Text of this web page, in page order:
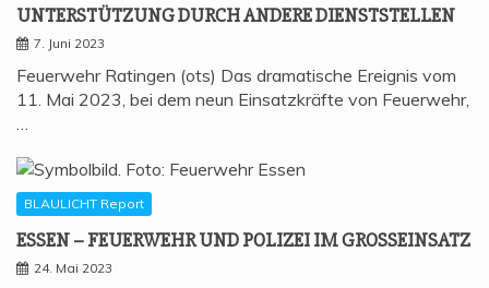
UNTER­STÜT­ZUNG DURCH ANDE­RE DIENSTSTELLEN
7. Juni 2023
Feuerwehr Ratingen (ots) Das dramatische Ereignis vom
11. Mai 2023, bei dem neun Einsatzkräfte von Feuerwehr,
…
BLAULICHT Report
ESSEN – FEU­ER­WEHR UND POLI­ZEI IM GROSSEINSATZ
24. Mai 2023